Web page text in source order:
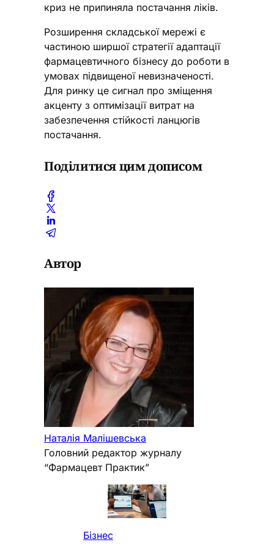
криз не припиняла постачання ліків.
Розширення складської мережі є
частиною ширшої стратегії адаптації
фармацевтичного бізнесу до роботи в
умовах підвищеної невизначеності.
Для ринку це сигнал про зміщення
акценту з оптимізації витрат на
забезпечення стійкості ланцюгів
постачання.
Поділитися цим дописом
Автор
Наталія Малішевська
Головний редактор журналу
“Фармацевт Практик”
Бізнес